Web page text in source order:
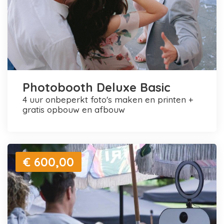
Photobooth Deluxe Basic
4 uur onbeperkt foto's maken en printen +
gratis opbouw en afbouw
€ 600,00